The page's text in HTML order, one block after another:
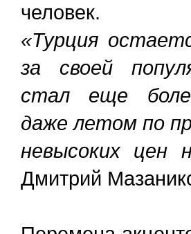
человек.
«Турция
за своей
стал еще
даже летом по
невысоких цен
Дмитрий